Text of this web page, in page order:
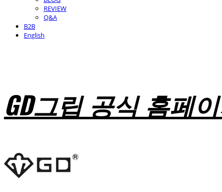
REVIEW
Q&A
B2B
English
GD그립 공식 홈페